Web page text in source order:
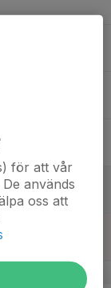
för att vår
används
oss att